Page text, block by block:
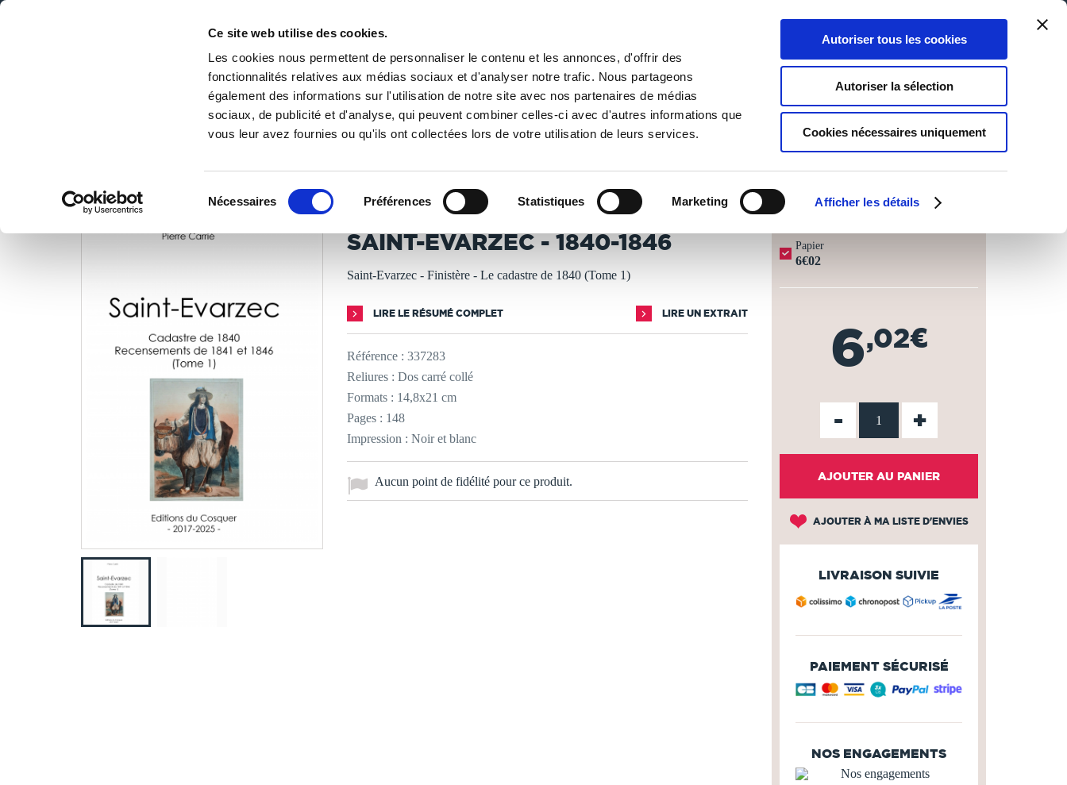
Ce site web utilise des cookies.
Les cookies nous permettent de personnaliser le contenu et les annonces, d'offrir des
fonctionnalités relatives aux médias sociaux et d'analyser notre trafic. Nous partageons
également des informations sur l'utilisation de notre site avec nos partenaires de médias
sociaux, de publicité et d'analyse, qui peuvent combiner celles-ci avec d'autres informations que
vous leur avez fournies ou qu'ils ont collectées lors de votre utilisation de leurs services.
Nécessaires Préférences Statistiques Marketing Afficher les détails
Autoriser tous les cookies
Autoriser la sélection
Cookies nécessaires uniquement
DE LA PAGE BLANCHE... AU BEST SELLER
0
Panier
0
Ma liste
Connexion
PUBLIER UN LIVRE LIBRAIRIE
/ Essais / Essais historiques / Saint-Evarzec - 1840-1846
LES LIVRES SONT IMPRIMÉS À LA DEMANDE - DÉLAI ACTUEL : 3 À 5 JOURS OUVRÉS ⏱️
SAINT-EVARZEC - 1840-1846
Saint-Evarzec - Finistère - Le cadastre de 1840 (Tome 1)
LIRE LE RÉSUMÉ COMPLET LIRE UN EXTRAIT
Référence : 337283
Reliures : Dos carré collé
Formats : 14,8x21 cm
Pages : 148
Impression : Noir et blanc
Aucun point de fidélité pour ce produit.
Papier
6€02
6,02€
- +
AJOUTER AU PANIER
AJOUTER À MA LISTE D'ENVIES
LIVRAISON SUIVIE
PAIEMENT SÉCURISÉ
NOS ENGAGEMENTS